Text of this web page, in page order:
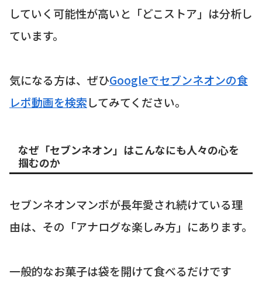
していく可能性が高いと「どこストア」は分析し
ています。
気になる方は、ぜひGoogleでセブンネオンの食
レポ動画を検索してみてください。
なぜ「セブンネオン」はこんなにも人々の心を
掴むのか
セブンネオンマンボが長年愛され続けている理
由は、その「アナログな楽しみ方」にあります。
一般的なお菓子は袋を開けて食べるだけです